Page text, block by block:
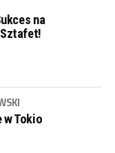
na
w Tokio